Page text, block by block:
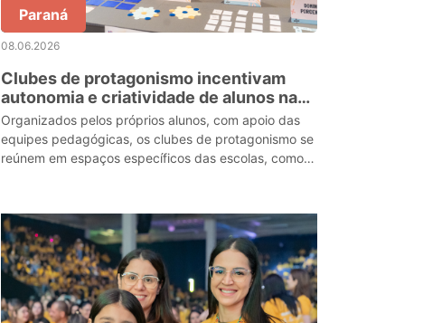
Paraná
08.06.2026
Clubes de protagonismo incentivam
autonomia e criatividade de alunos na
rede estadual
Organizados pelos próprios alunos, com apoio das
equipes pedagógicas, os clubes de protagonismo se
reúnem em espaços específicos das escolas, como